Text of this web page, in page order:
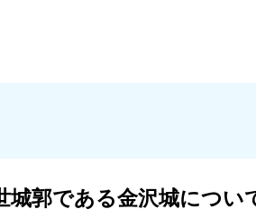
城郭である金沢城につ